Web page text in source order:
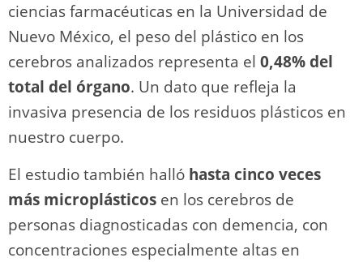
ciencias farmacéuticas en la Universidad de
Nuevo México, el peso del plástico en los
cerebros analizados representa el 0,48% del
total del órgano. Un dato que refleja la
invasiva presencia de los residuos plásticos en
nuestro cuerpo.
El estudio también halló hasta cinco veces
más microplásticos en los cerebros de
personas diagnosticadas con demencia, con
concentraciones especialmente altas en